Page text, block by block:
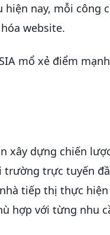
hiện nay, mỗi công
website.
mổ xẻ điểm
dựng chiến
trực tuyến
tiếp thị thực
hợp với từng nhu